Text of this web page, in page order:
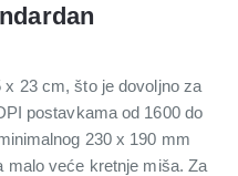
23 cm, što je dovoljno za
postavkama od 1600 do
230 x 190 mm
malo veće kretnje miša. Za